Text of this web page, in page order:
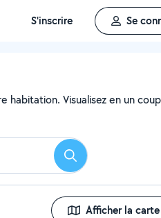
S'inscrire Se
habitation. Visualisez en un coup
Rechercher
Afficher la carte